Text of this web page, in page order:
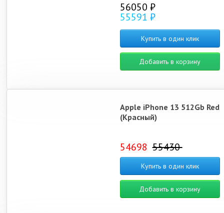
iPhone 15 Pro Max iPhone 14 Plus
56050 ₽
55591 ₽
Купить в один клик
Добавить в корзину
Apple iPhone 13 512Gb Red
(Красный)
54698 55430
Купить в один клик
Добавить в корзину